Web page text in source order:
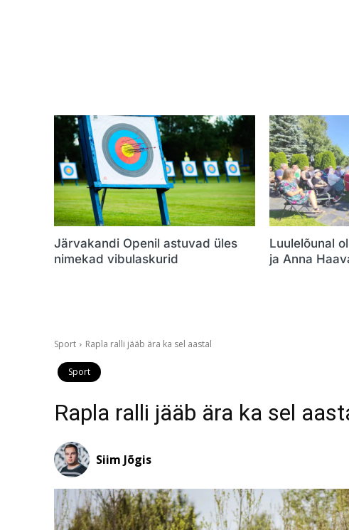
Järvakandi Openil astuvad üles
nimekad vibulaskurid
Luulelõunal
ja Anna